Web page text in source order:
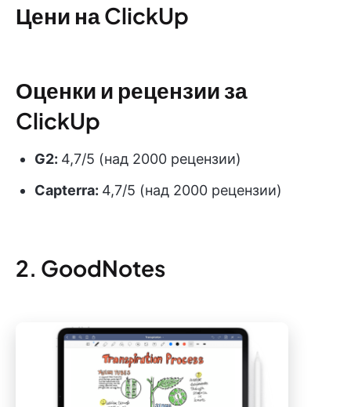
Цени на ClickUp
Оценки и рецензии за
ClickUp
G2: 4,7/5 (над 2000 рецензии)
Capterra: 4,7/5 (над 2000 рецензии)
2. GoodNotes